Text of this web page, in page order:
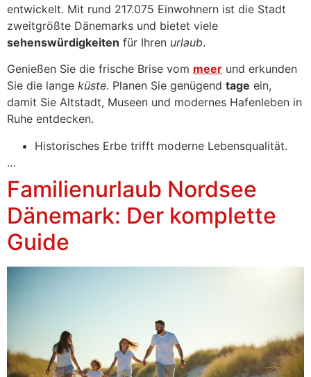
entwickelt. Mit rund 217.075 Einwohnern ist die Stadt
zweitgrößte Dänemarks und bietet viele
sehenswürdigkeiten für Ihren urlaub.
Genießen Sie die frische Brise vom meer und erkunden
Sie die lange küste. Planen Sie genügend tage ein,
damit Sie Altstadt, Museen und modernes Hafenleben in
Ruhe entdecken.
Historisches Erbe trifft moderne Lebensqualität.
…
Familienurlaub Nordsee
Dänemark: Der komplette
Guide